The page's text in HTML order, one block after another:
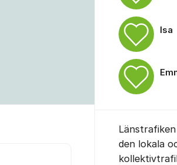
Isa
den lokala